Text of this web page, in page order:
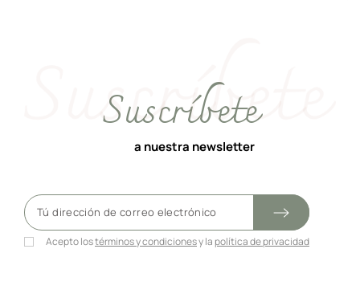
Suscríbete
a nuestra newsletter
Acepto lostérminos y condicionesy la política de privacidad